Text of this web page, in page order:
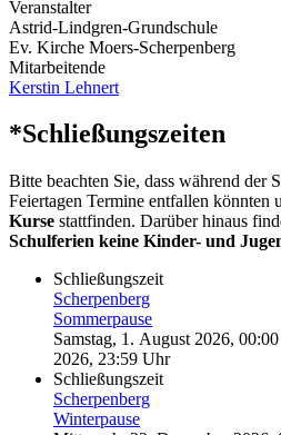
Veranstalter
Astrid-Lindgren-Grundschule
Ev. Kirche Moers-Scherpenberg
Mitarbeitende
Kerstin Lehnert
*Schließungszeiten
Bitte beachten Sie, dass während der
Feiertagen Termine entfallen könnten
Kurse stattfinden. Darüber hinaus
Schulferien keine Kinder- und
Schließungszeit
Scherpenberg
Sommerpause
Samstag, 1. August 2026,
2026, 23:59 Uhr
Schließungszeit
Scherpenberg
Winterpause